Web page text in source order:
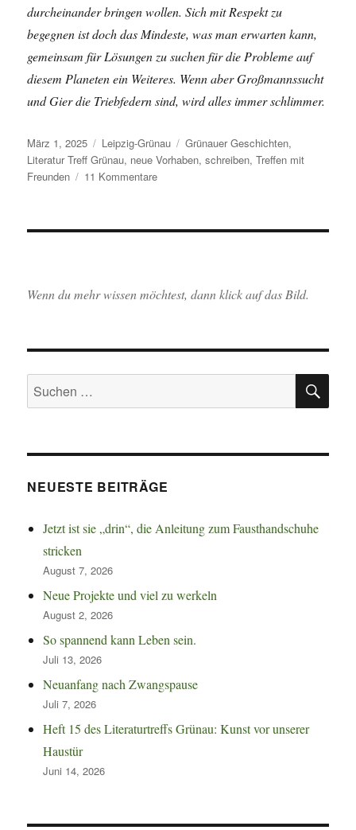
durcheinander bringen wollen. Sich mit Respekt zu
begegnen ist doch das Mindeste, was man erwarten kann,
gemeinsam für Lösungen zu suchen für die Probleme auf
diesem Planeten ein Weiteres. Wenn aber Großmannssucht
und Gier die Triebfedern sind, wird alles immer schlimmer.
Veröffentlicht
am
März 1, 2025 Kategorien
Leipzig-Grünau Schlagwörter
Grünauer Geschichten,
Literatur Treff Grünau, neue Vorhaben,schreiben,Treffen mit
Freunden
11 Kommentarezu
Treff
10jähriges
Wenn du mehr wissen möchtest, dann klick auf das Bild.
Suchen
nach:
NEUESTE BEITRÄGE
Jetzt ist sie „drin“, die Anleitung zum Fausthandschuhe
stricken
August 7, 2026
Neue Projekte und viel zu werkeln
August 2, 2026
So spannend kann Leben sein.
Juli 13, 2026
Neuanfang nach Zwangspause
Juli 7, 2026
Heft 15 des Literaturtreffs Grünau: Kunst vor unserer
Haustür
Juni 14, 2026